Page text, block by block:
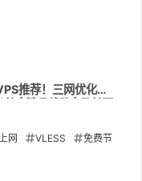
推荐！三网优化
网 VLESS 免费节